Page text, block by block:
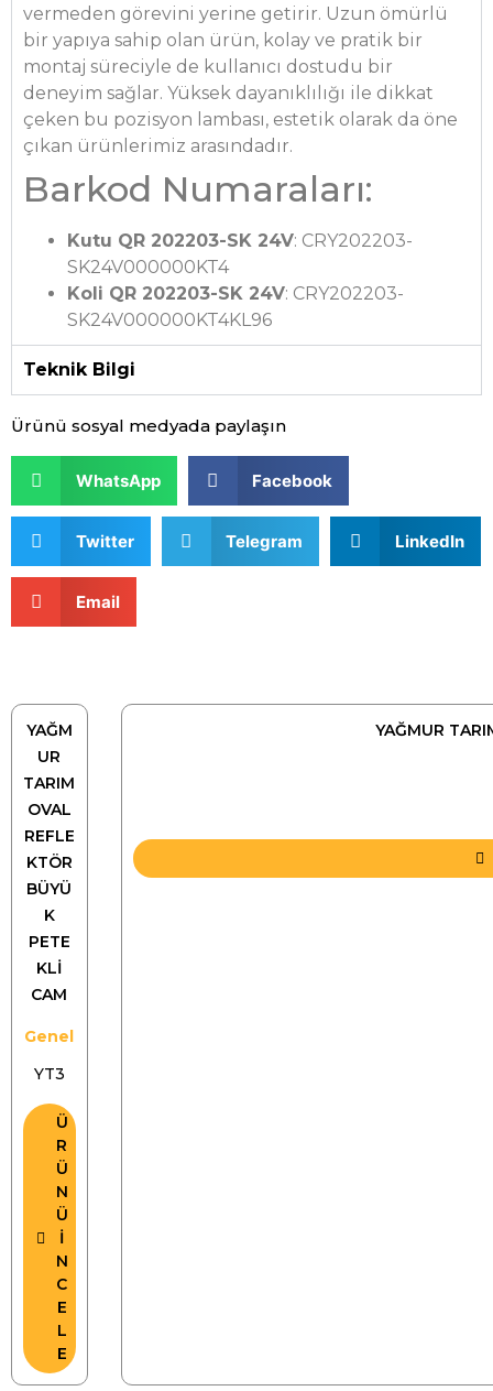
vermeden görevini yerine getirir. Uzun ömürlü
bir yapıya sahip olan ürün, kolay ve pratik bir
montaj süreciyle de kullanıcı dostudu bir
deneyim sağlar. Yüksek dayanıklılığı ile dikkat
çeken bu pozisyon lambası, estetik olarak da öne
çıkan ürünlerimiz arasındadır.
Barkod Numaraları:
Kutu QR 202203-SK 24V: CRY202203-
SK24V000000KT4
Koli QR 202203-SK 24V: CRY202203-
SK24V000000KT4KL96
Teknik Bilgi
Ürünü sosyal medyada paylaşın
WhatsApp Facebook
Twitter Telegram LinkedIn
Email
YAĞM
UR
TARIM
OVAL
REFLE
KTÖR
BÜYÜ
K
PETE
KLİ
CAM
Genel
YT3
Ü
R
Ü
N
Ü
İ
N
C
E
L
E
YAĞMUR